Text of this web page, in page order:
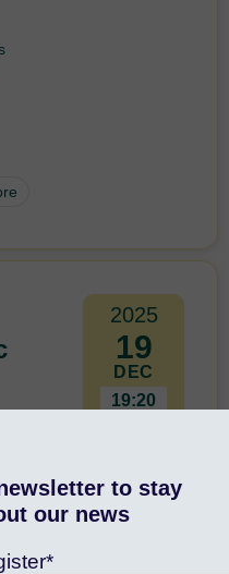
2025
19
DEC
19:20
2026
29
to stay
our news